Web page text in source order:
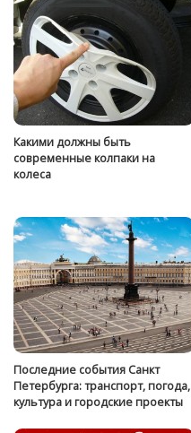
Какими должны быть
современные колпаки на
колеса
Последние события Санкт
Петербурга: транспорт, погода,
культура и городские проекты